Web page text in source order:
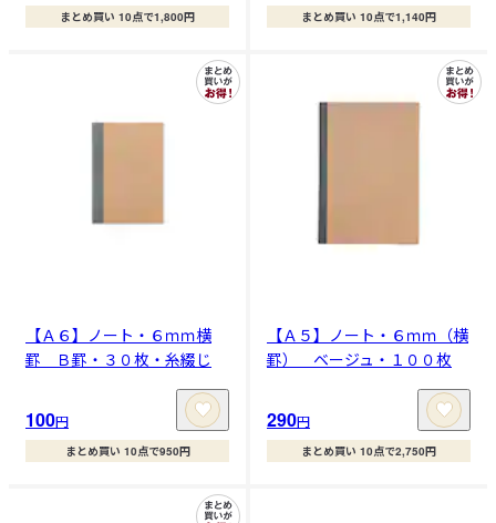
まとめ買い 10点で1,800円 まとめ買い 10点で1,140円
【Ａ６】ノート・６ｍｍ横
罫 Ｂ罫・３０枚・糸綴じ
100円
まとめ買い 10点で950円
【Ａ５】ノート・６ｍｍ（横
罫） ベージュ・１００枚
290円
まとめ買い 10点で2,750円